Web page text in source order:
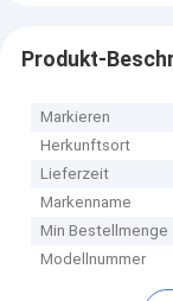
Produkt-
Markieren
Herkunftsort
Lieferzeit
Markenname
Min Bestellmenge
Modellnummer